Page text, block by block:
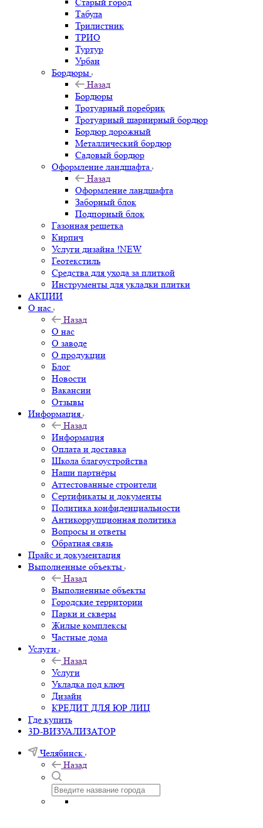
Табула
Трилистник
ТРИО
Туртур
Урбан
Бордюры
Назад
Бордюры
Тротуарный поребрик
Тротуарный шарнирный бордюр
Бордюр дорожный
Металлический бордюр
Садовый бордюр
Оформление ландшафта
Назад
Оформление ландшафта
Заборный блок
Подпорный блок
Газонная решетка
Кирпич
Услуги дизайна !NEW
Геотекстиль
Средства для ухода за плиткой
Инструменты для укладки плитки
АКЦИИ
О нас
Назад
О нас
О заводе
О продукции
Блог
Новости
Вакансии
Отзывы
Информация
Назад
Информация
Оплата и доставка
Школа благоустройства
Наши партнёры
Аттестованные строители
Сертификаты и документы
Политика конфиденциальности
Антикоррупционная политика
Вопросы и ответы
Обратная связь
Прайс и документация
Выполненные объекты
Назад
Выполненные объекты
Городские территории
Парки и скверы
Жилые комплексы
Частные дома
Услуги
Назад
Услуги
Укладка под ключ
Дизайн
КРЕДИТ ДЛЯ ЮР ЛИЦ
Где купить
3D-ВИЗУАЛИЗАТОР
Челябинск
Назад